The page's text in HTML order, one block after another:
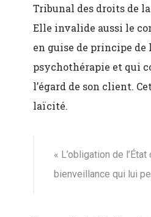
Tribunal des droits de
Elle invalide aussi le
en guise de principe
psychothérapie et qui
l’égard de son client.
laïcité.
« L’obligation de
bienveillance qui lui